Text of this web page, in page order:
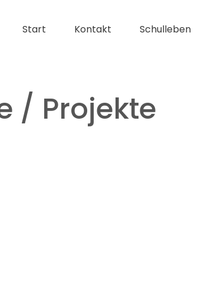
Start Kontakt Schulleben
/ Projekte